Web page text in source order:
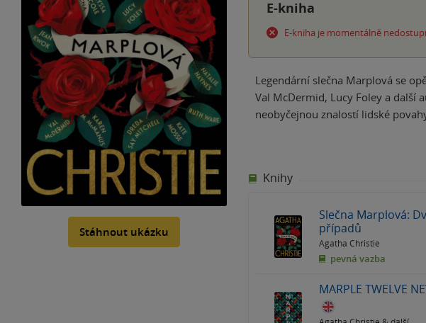
Stáhnout ukázku
E-kniha
E-kniha je momentálně
Legendární slečna Marplová se
Val McDermid, Lucy Foley a další
neobyčejnou znalostí lidské
Knihy
Slečna Marplová:
případů
Agatha Christie
pevná vazba
MARPLE TWELVE